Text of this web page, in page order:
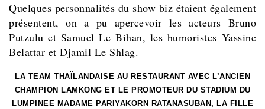
Quelques personnalités du show biz étaient également
présentent, on a pu apercevoir les acteurs Bruno
Putzulu et Samuel Le Bihan, les humoristes Yassine
Belattar et Djamil Le Shlag.
LA TEAM THAÏLANDAISE AU RESTAURANT AVEC L’ANCIEN
CHAMPION LAMKONG ET LE PROMOTEUR DU STADIUM DU
LUMPINEE MADAME PARIYAKORN RATANASUBAN, LA FILLE